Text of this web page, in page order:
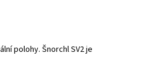
polohy. Šnorchl SV2 je